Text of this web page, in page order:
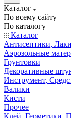
Каталог
По всему сайту
По каталогу
Каталог
Антисептики,
Аэрозольные
Грунтовки
Декоративные
Инструмент,
Валики
Кисти
Прочее
Клей, Герметики,